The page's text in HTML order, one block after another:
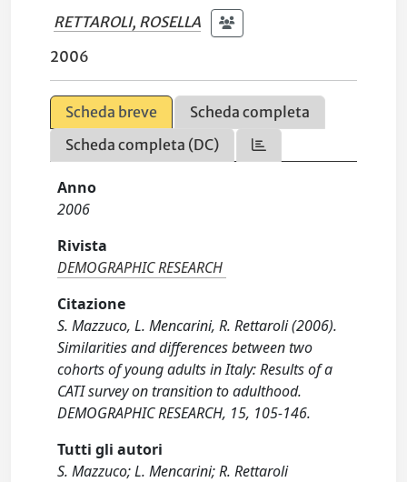
RETTAROLI, ROSELLA
2006
Scheda breve
Scheda completa
Scheda completa (DC)
Anno
2006
Rivista
DEMOGRAPHIC RESEARCH
Citazione
S. Mazzuco, L. Mencarini, R. Rettaroli (2006).
Similarities and differences between two
cohorts of young adults in Italy: Results of a
CATI survey on transition to adulthood.
DEMOGRAPHIC RESEARCH, 15, 105-146.
Tutti gli autori
S. Mazzuco; L. Mencarini; R. Rettaroli